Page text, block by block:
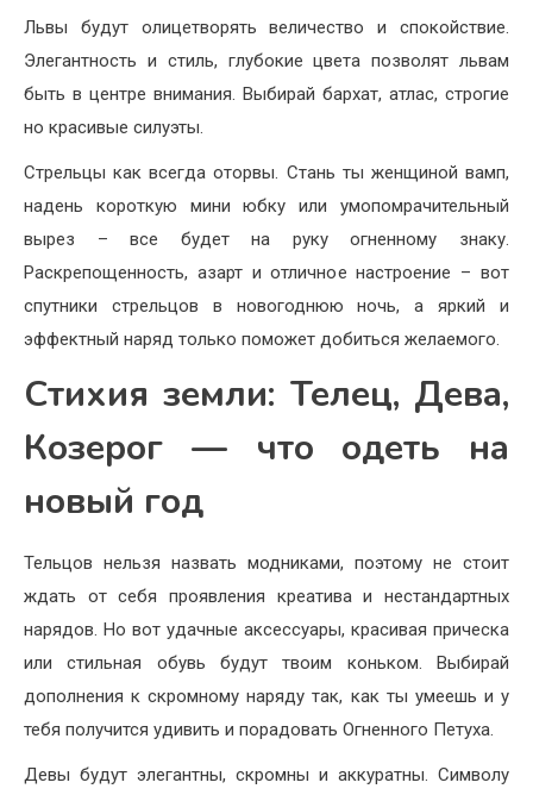
Львы будут олицетворять величество и спокойствие.
Элегантность и стиль, глубокие цвета позволят львам
быть в центре внимания. Выбирай бархат, атлас, строгие
но красивые силуэты.
Стрельцы как всегда оторвы. Стань ты женщиной вамп,
надень короткую мини юбку или умопомрачительный
вырез – все будет на руку огненному знаку.
Раскрепощенность, азарт и отличное настроение – вот
спутники стрельцов в новогоднюю ночь, а яркий и
эффектный наряд только поможет добиться желаемого.
Стихия земли: Телец, Дева,
Козерог — что одеть на
новый год
Тельцов нельзя назвать модниками, поэтому не стоит
ждать от себя проявления креатива и нестандартных
нарядов. Но вот удачные аксессуары, красивая прическа
или стильная обувь будут твоим коньком. Выбирай
дополнения к скромному наряду так, как ты умеешь и у
тебя получится удивить и порадовать Огненного Петуха.
Девы будут элегантны, скромны и аккуратны. Символу